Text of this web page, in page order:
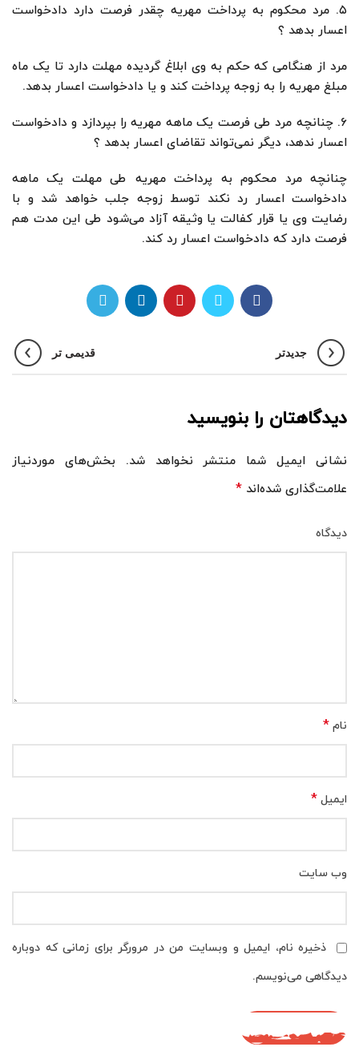
۵. مرد محکوم به پرداخت مهریه چقدر فرصت دارد دادخواست
اعسار بدهد ؟
مرد از هنگامی که حکم به وی ابلاغ گردیده مهلت دارد تا یک ماه
مبلغ مهریه را به زوجه پرداخت کند و یا دادخواست اعسار بدهد.
۶. چنانچه مرد طی فرصت یک ماهه مهریه را بپردازد و دادخواست
اعسار ندهد، دیگر نمی‌تواند تقاضای اعسار بدهد ؟
چنانچه مرد محکوم به پرداخت مهریه طی مهلت یک ماهه
دادخواست اعسار رد نکند توسط زوجه جلب خواهد شد و با
رضایت وی یا قرار کفالت یا وثیقه آزاد می‌شود طی این مدت هم
فرصت دارد که دادخواست اعسار رد کند.
جدیدتر قدیمی تر
دیدگاهتان را بنویسید
نشانی ایمیل شما منتشر نخواهد شد. بخش‌های موردنیاز
علامت‌گذاری شده‌اند *
دیدگاه
نام *
ایمیل *
وب‌ سایت
ذخیره نام، ایمیل و وبسایت من در مرورگر برای زمانی که دوباره
دیدگاهی می‌نویسم.